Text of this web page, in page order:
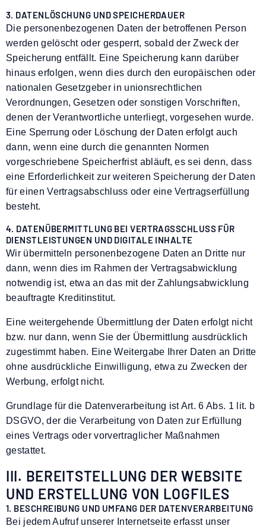
3. DATENLÖSCHUNG UND SPEICHERDAUER
Die personenbezogenen Daten der betroffenen Person
werden gelöscht oder gesperrt, sobald der Zweck der
Speicherung entfällt. Eine Speicherung kann darüber
hinaus erfolgen, wenn dies durch den europäischen oder
nationalen Gesetzgeber in unionsrechtlichen
Verordnungen, Gesetzen oder sonstigen Vorschriften,
denen der Verantwortliche unterliegt, vorgesehen wurde.
Eine Sperrung oder Löschung der Daten erfolgt auch
dann, wenn eine durch die genannten Normen
vorgeschriebene Speicherfrist abläuft, es sei denn, dass
eine Erforderlichkeit zur weiteren Speicherung der Daten
für einen Vertragsabschluss oder eine Vertragserfüllung
besteht.
4. DATENÜBERMITTLUNG BEI VERTRAGSSCHLUSS FÜR
DIENSTLEISTUNGEN UND DIGITALE INHALTE
Wir übermitteln personenbezogene Daten an Dritte nur
dann, wenn dies im Rahmen der Vertragsabwicklung
notwendig ist, etwa an das mit der Zahlungsabwicklung
beauftragte Kreditinstitut.
Eine weitergehende Übermittlung der Daten erfolgt nicht
bzw. nur dann, wenn Sie der Übermittlung ausdrücklich
zugestimmt haben. Eine Weitergabe Ihrer Daten an Dritte
ohne ausdrückliche Einwilligung, etwa zu Zwecken der
Werbung, erfolgt nicht.
Grundlage für die Datenverarbeitung ist Art. 6 Abs. 1 lit. b
DSGVO, der die Verarbeitung von Daten zur Erfüllung
eines Vertrags oder vorvertraglicher Maßnahmen
gestattet.
III. BEREITSTELLUNG DER WEBSITE
UND ERSTELLUNG VON LOGFILES
1. BESCHREIBUNG UND UMFANG DER DATENVERARBEITUNG
Bei jedem Aufruf unserer Internetseite erfasst unser